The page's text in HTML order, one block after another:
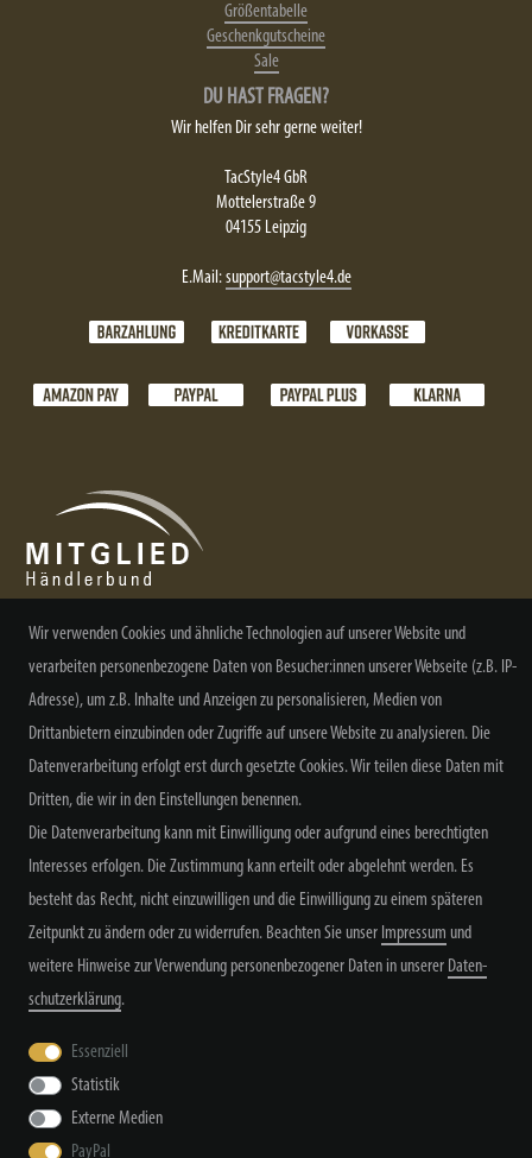
Größentabelle
Geschenkgutscheine
Sale
DU HAST FRAGEN?
Wir helfen Dir sehr gerne weiter!
TacStyle4 GbR
Mottelerstraße 9
04155 Leipzig
E.Mail:support@tacstyle4.de
NEWSLETTER ABONNIEREN
Alle Preisangaben inkl. MwSt. zzgl. Versand
Widerrufs­recht
Wir verwenden Cookies und ähnliche Technologien auf unserer Website und
verarbeiten personenbezogene Daten von Besucher:innen unserer Webseite (z.B. IP-
Adresse), um z.B. Inhalte und Anzeigen zu personalisieren, Medien von
Drittanbietern einzubinden oder Zugriffe auf unsere Website zu analysieren. Die
Datenverarbeitung erfolgt erst durch gesetzte Cookies. Wir teilen diese Daten mit
Dritten, die wir in den Einstellungen benennen.
Die Datenverarbeitung kann mit Einwilligung oder aufgrund eines berechtigten
Interesses erfolgen. Die Zustimmung kann erteilt oder abgelehnt werden. Es
besteht das Recht, nicht einzuwilligen und die Einwilligung zu einem späteren
Zeitpunkt zu ändern oder zu widerrufen. Beachten Sie unser Impressum und
weitere Hinweise zur Verwendung personenbezogener Daten in unserer Daten­
schutz­erklärung.
Essenziell
Statistik
Externe Medien
PayPal